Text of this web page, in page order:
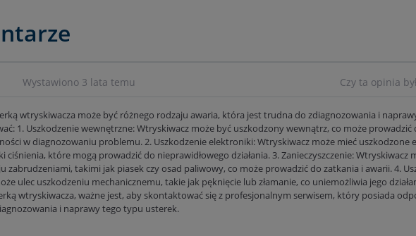
Wystawiono 3 lata temu
wtryskiwacza może być różnego rodzaju awaria, która jest trudna do zdiagnozowania i
1. Uszkodzenie wewnętrzne: Wtryskiwacz może być uszkodzony wewnątrz, co może prowadzić
w diagnozowaniu problemu. 2. Uszkodzenie elektroniki: Wtryskiwacz może mieć uszkodzone
ciśnienia, które mogą prowadzić do nieprawidłowego działania. 3. Zanieczyszczenie: Wtryskiwacz
zabrudzeniami, takimi jak piasek czy osad paliwowy, co może prowadzić do zatkania i awarii. 4.
ulec uszkodzeniu mechanicznemu, takie jak pęknięcie lub złamanie, co uniemożliwia jego
wtryskiwacza, ważne jest, aby skontaktować się z profesjonalnym serwisem, który posiada
i naprawy tego typu usterek.
Czy ta opinia